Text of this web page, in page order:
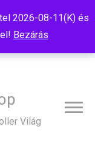
2026-08-11(K) és
Bezárás
Világ